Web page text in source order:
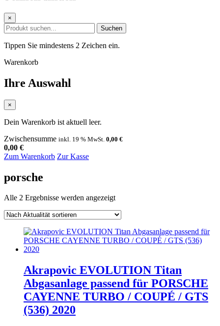
×
Suchen
Tippen Sie mindestens 2 Zeichen ein.
Warenkorb
Ihre Auswahl
×
Dein Warenkorb ist aktuell leer.
Zwischensumme inkl. 19 % MwSt. 0,00 €
0,00 €
Zum Warenkorb Zur Kasse
porsche
Alle 2 Ergebnisse werden angezeigtNach
sortiert
Akrapovic EVOLUTION Titan
Abgasanlage passend für PORSCHE
CAYENNE TURBO / COUPÉ / GTS
(536) 2020